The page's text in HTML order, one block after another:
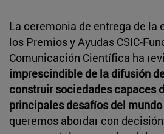
La ceremonia de entrega de la
los Premios y Ayudas CSIC-
Comunicación Científica ha
imprescindible de la difusión
construir sociedades capaces
principales desafíos del
queremos abordar con